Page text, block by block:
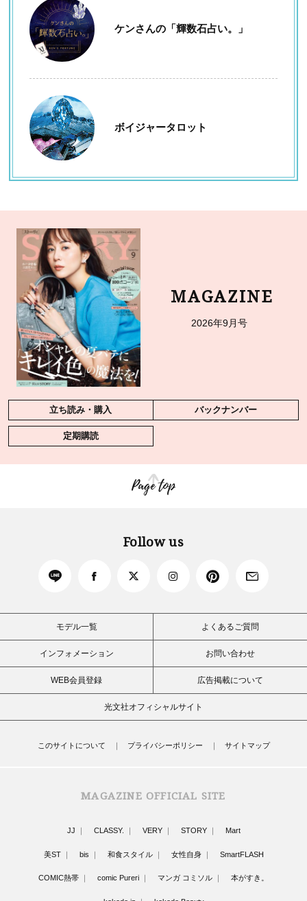
ケンさんの「輝数石占い。」
ボイジャータロット
MAGAZINE
2026年9月号
立ち読み・購入 バックナンバー
定期購読
Page top
Follow us
モデル一覧 よくあるご質問
インフォメーション お問い合わせ
WEB会員登録 広告掲載について
光文社オフィシャルサイト
このサイトについて プライバシーポリシー サイトマップ
MAGAZINE OFFICIAL SITE
JJ CLASSY. VERY STORY Mart
美ST bis 和食スタイル 女性自身 SmartFLASH
COMIC熱帯 comic Pureri マンガ コミソル 本がすき。